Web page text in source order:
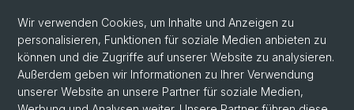
Social Media
Instagram
Wir verwenden Cookies, um Inhalte und Anzeigen zu
personalisieren, Funktionen für soziale Medien anbieten zu
können und die Zugriffe auf unserer Website zu analysieren.
Außerdem geben wir Informationen zu Ihrer Verwendung
unserer Website an unsere Partner für soziale Medien,